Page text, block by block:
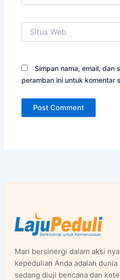
Web
Simpan nama, email, dan
peramban ini untuk komentar
Mari bersinergi dalam aksi
kepedulian Anda adalah
sedang diuji bencana dan